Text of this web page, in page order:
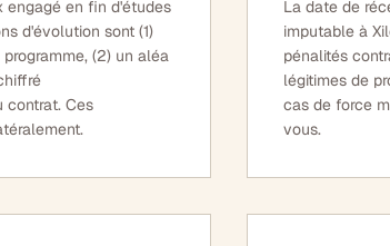
engagé en fin d'études
d'évolution sont (1)
(2) un aléa
contrat. Ces
La date de
imputable à
pénalités
légitimes de
cas de force
vous.